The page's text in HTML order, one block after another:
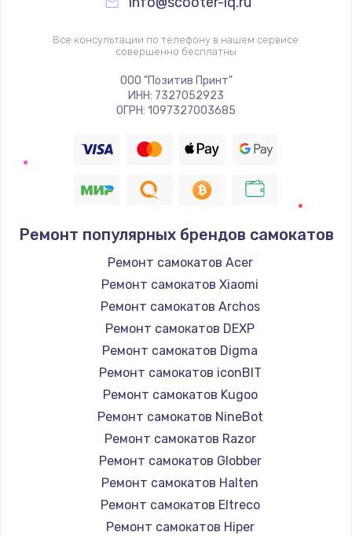
Все консультации по телефону в нашем сервисе
совершенно бесплатны
ООО "Позитив Принт"
ИНН: 7327052923
ОГРН: 1097327003685
Ремонт популярных брендов самокатов
Ремонт самокатов Acer
Ремонт самокатов Xiaomi
Ремонт самокатов Archos
Ремонт самокатов DEXP
Ремонт самокатов Digma
Ремонт самокатов iconBIT
Ремонт самокатов Kugoo
Ремонт самокатов NineBot
Ремонт самокатов Razor
Ремонт самокатов Globber
Ремонт самокатов Halten
Ремонт самокатов Eltreco
Ремонт самокатов Hiper